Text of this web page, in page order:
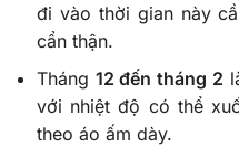
đi vào thời gian này
cẩn thận.
Tháng 12 đến tháng 2
với nhiệt độ có thể
theo áo ấm dày.